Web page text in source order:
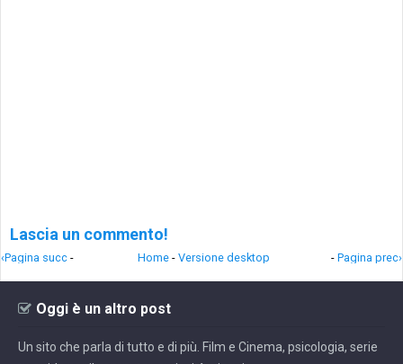
Lascia un commento!
‹Pagina succ - - Pagina prec›
Home - Versione desktop
Oggi è un altro post
Un sito che parla di tutto e di più. Film e Cinema, psicologia, serie